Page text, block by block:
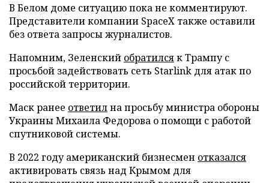
В Белом доме ситуацию пока не комментируют.
Представители компании SpaceX также оставили
без ответа запросы журналистов.
Напомним, Зеленский обратилсяк Трампу с
просьбой задействовать сеть Starlink для атак по
российской территории.
Маск ранее ответилна просьбу министра обороны
Украины Михаила Федорова о помощи с работой
спутниковой системы.
В 2022 году американский бизнесмен отказался
активировать связь над Крымом для